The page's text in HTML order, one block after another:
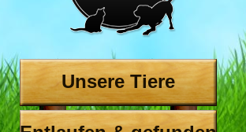
Unsere Tiere